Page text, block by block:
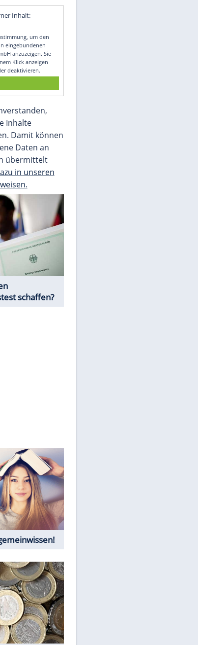
Die Bilder des Tages
Video
Empfohlener externer Inhalt:
Glomex GmbH
Wir benötigen Ihre Zustimmung, um den
von unserer Redaktion eingebundenen
lassen und auch wieder deaktivieren.
jetzt aktivieren
Ich bin damit einverstanden,
dass mir externe Inhalte
angezeigt werden. Damit können
personenbezogene Daten an
Drittplattformen übermittelt
Würdest Du den
Einbürgerungstest schaffen?